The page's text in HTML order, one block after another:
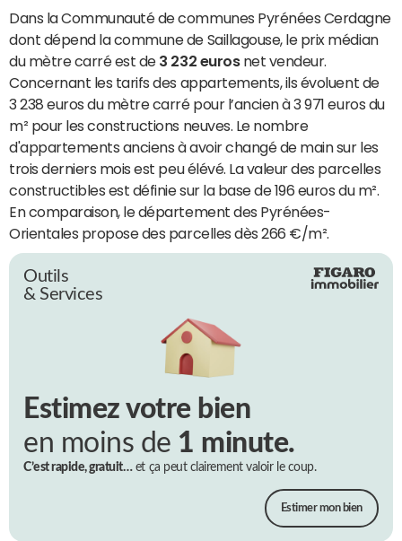
Dans la Communauté de communes Pyrénées Cerdagne
dont dépend la commune de Saillagouse, le prix médian
du mètre carré est de 3 232 eurosnet vendeur.
Concernant les tarifs des appartements, ils évoluent de
3 238 euros du mètre carré pour l’ancien à 3 971 euros du
m² pour les constructions neuves. Le nombre
d'appartements anciens à avoir changé de main sur les
trois derniers mois est peu élévé. La valeur des parcelles
constructibles est définie sur la base de 196 euros du m².
En comparaison, le département des Pyrénées-
Orientales propose des parcelles dès 266 €/m².
Outils
& Services
Estimez votre bien
en moins de 1 minute.
C’est rapide, gratuit…et ça peut clairement valoir le coup.
Estimer mon bien